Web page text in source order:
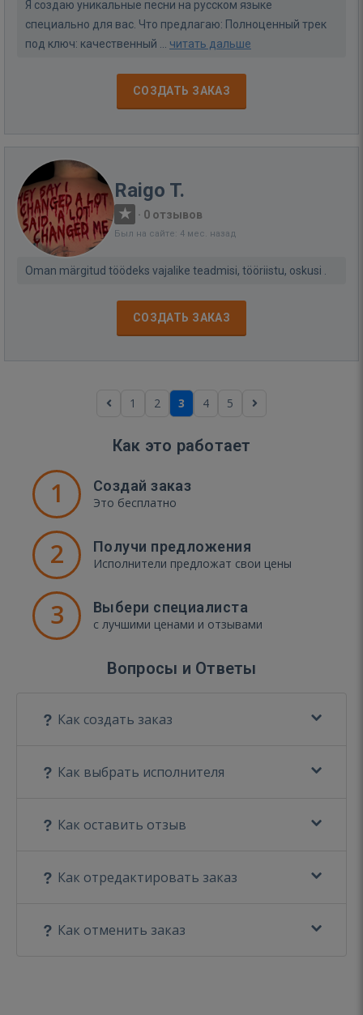
Я создаю уникальные песни на русском языке
специально для вас. Что предлагаю: Полноценный трек
под ключ: качественный ... читать дальше
СОЗДАТЬ ЗАКАЗ
Raigo T.
· 0 отзывов
Был на сайте: 4 мес. назад
Oman märgitud töödeks vajalike teadmisi, tööriistu, oskusi .
СОЗДАТЬ ЗАКАЗ
1 2 3 4 5
Как это работает
1 Создай заказ
Это бесплатно
2 Получи предложения
Исполнители предложат свои цены
3 Выбери специалиста
с лучшими ценами и отзывами
Вопросы и Ответы
Как создать заказ
Как выбрать исполнителя
Как оставить отзыв
Как отредактировать заказ
Как отменить заказ